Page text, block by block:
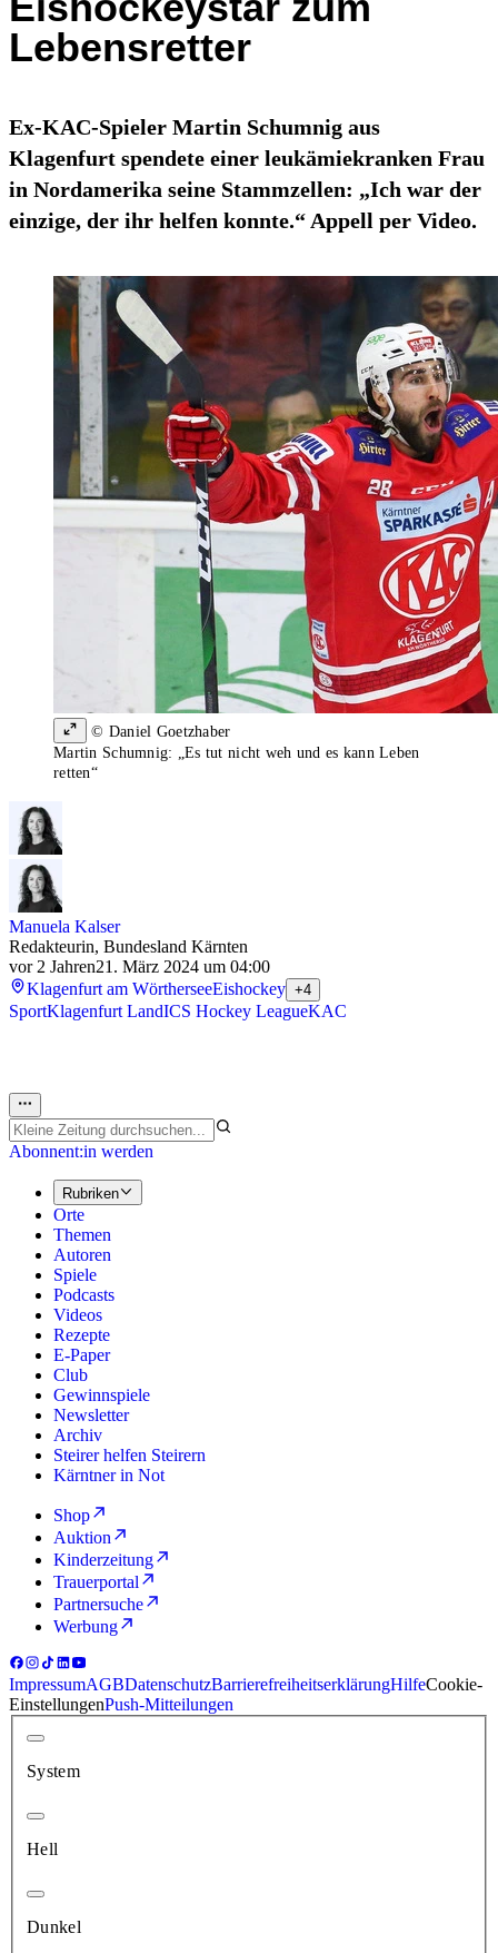
Lebensretter
Ex-KAC-Spieler Martin Schumnig aus
Klagenfurt spendete einer leukämiekranken Frau
in Nordamerika seine Stammzellen: „Ich war der
einzige, der ihr helfen konnte.“ Appell per Video.
© Daniel Goetzhaber
Martin Schumnig: „Es tut nicht weh und es kann Leben
retten“
Manuela Kalser
Redakteurin, Bundesland Kärnten
vor 2 Jahren21. März 2024 um 04:00
Klagenfurt am WörtherseeEishockey +4
SportKlagenfurt LandICS Hockey LeagueKAC
Abonnent:in werden
Rubriken
Orte
Themen
Autoren
Spiele
Podcasts
Videos
Rezepte
E-Paper
Club
Gewinnspiele
Newsletter
Archiv
Steirer helfen Steirern
Kärntner in Not
Shop
Auktion
Kinderzeitung
Trauerportal
Partnersuche
Werbung
ImpressumAGBDatenschutzBarrierefreiheitserklärungHilfeCookie-
EinstellungenPush-Mitteilungen
System
Hell
Dunkel